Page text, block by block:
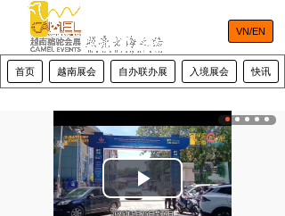
VN/EN
首页 越南展会 自办联办展 入境展会 快讯
Play